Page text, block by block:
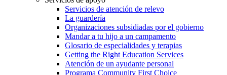
Servicios de atención de relevo
La guardería
Organizaciones subsidiadas por el gobierno
Mandar a tu hijo a un campamento
Glosario de especialidades y terapias
Getting the Right Education Services
Atención de un ayudante personal
Programa Community First Choice